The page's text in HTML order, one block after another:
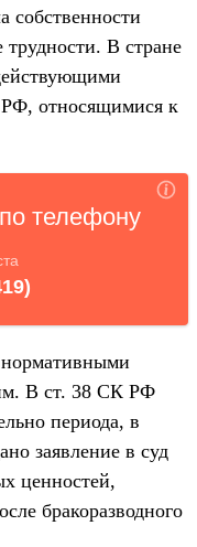
собственности
В стране
относящимися к
В ст. 38 СК РФ
периода, в
заявление в суд
ценностей,
бракоразводного